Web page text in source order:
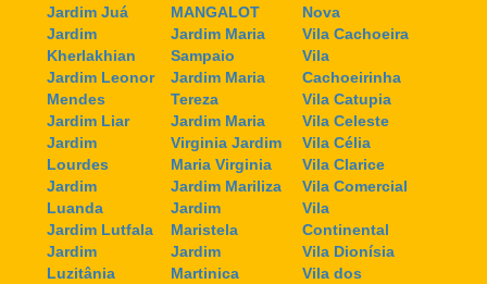
Jardim Juá
Jardim
Kherlakhian
Jardim Leonor
Mendes
Jardim Liar
Jardim
Lourdes
Jardim
Luanda
Jardim Lutfala
Jardim
Luzitânia
MANGALOT
Jardim Maria
Sampaio
Jardim Maria
Tereza
Jardim Maria
Virginia Jardim
Maria Virginia
Jardim Mariliza
Jardim
Maristela
Jardim
Martinica
Nova
Vila Cachoeira
Vila
Cachoeirinha
Vila Catupia
Vila Celeste
Vila Célia
Vila Clarice
Vila Comercial
Vila
Continental
Vila Dionísia
Vila dos